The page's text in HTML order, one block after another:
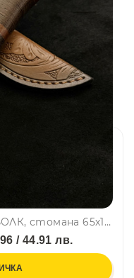
Руски ловен нож ОХОТНИК ВОЛК, стомана 65х13, кожена кания, дръжка орех и венге
/ 44.91 лв.